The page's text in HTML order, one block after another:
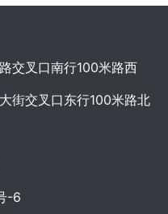
交叉口南行100米路西
街交叉口东行100米路北
-6